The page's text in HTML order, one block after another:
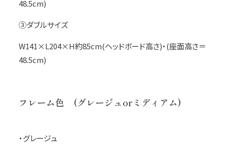
48.5cm)
③ダブルサイズ
W141×L204×H約85cm(ヘッドボード高さ)・(座面高さ＝
48.5cm)
フレーム色 (グレージュorミディアム)
・グレージュ